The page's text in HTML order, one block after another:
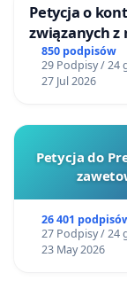
Petycja o
związanych
850 podpisów
29 Podpisy / 24
27 Jul 2026
Petycja do
26 401
27 Podpisy / 24
23 May 2026